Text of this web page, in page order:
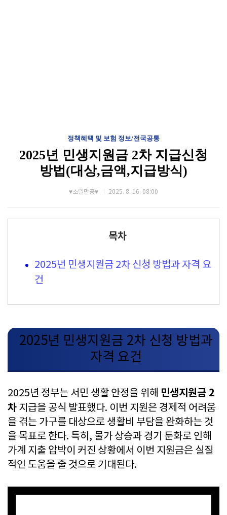
정책혜택 및 보험 정보/전국공통
2025년 민생지원금 2차 지급신청
방법(대상,금액,지급방식)
♥소일만공♥ 2025. 8. 16. 08:00
목차
2025년 민생지원금 2차 신청 방법과 자격 요
건
2025년 민생지원금 2차 신청 방법과
자격 요건
2025년 정부는 서민 생활 안정을 위해 민생지원금 2
차 지급을 공식 발표했다. 이번 지원은 경제적 어려움
을 겪는 가구를 대상으로 생활비 부담을 완화하는 것
을 목표로 한다. 특히, 물가 상승과 경기 둔화로 인해
가계 지출 압박이 커진 상황에서 이번 지원금은 실질
적인 도움을 줄 것으로 기대된다.